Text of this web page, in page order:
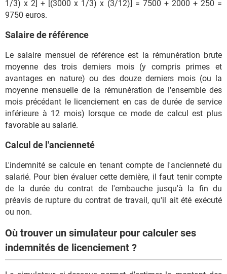
1/3) x 2] + [(3000 x 1/3) x (3/12)] = 7500 + 2000 + 250 =
9750 euros.
Salaire de référence
Le salaire mensuel de référence est la rémunération brute
moyenne des trois derniers mois (y compris primes et
avantages en nature) ou des douze derniers mois (ou la
moyenne mensuelle de la rémunération de l'ensemble des
mois précédant le licenciement en cas de durée de service
inférieure à 12 mois) lorsque ce mode de calcul est plus
favorable au salarié.
Calcul de l'ancienneté
L'indemnité se calcule en tenant compte de l'ancienneté du
salarié. Pour bien évaluer cette dernière, il faut tenir compte
de la durée du contrat de l'embauche jusqu'à la fin du
préavis de rupture du contrat de travail, qu'il ait été exécuté
ou non.
Où trouver un simulateur pour calculer ses
indemnités de licenciement ?